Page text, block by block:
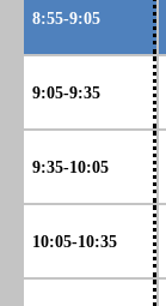
8:55-9:05
9:05-9:35
9:35-10:05
10:05-10:35